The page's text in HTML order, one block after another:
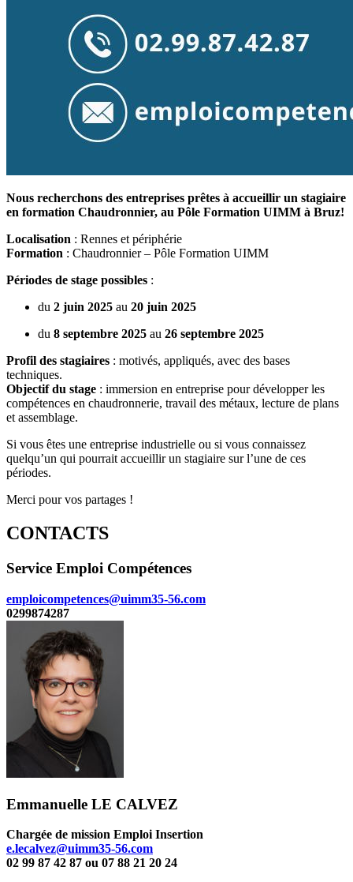
Nous recherchons des entreprises prêtes à accueillir un stagiaire
en formation Chaudronnier, au Pôle Formation UIMM à Bruz!
Localisation : Rennes et périphérie
Formation : Chaudronnier – Pôle Formation UIMM
Périodes de stage possibles :
du 2 juin 2025 au 20 juin 2025
du 8 septembre 2025 au 26 septembre 2025
Profil des stagiaires : motivés, appliqués, avec des bases
techniques.
Objectif du stage : immersion en entreprise pour développer les
compétences en chaudronnerie, travail des métaux, lecture de plans
et assemblage.
Si vous êtes une entreprise industrielle ou si vous connaissez
quelqu’un qui pourrait accueillir un stagiaire sur l’une de ces
périodes.
Merci pour vos partages !
CONTACTS
Service Emploi Compétences
emploicompetences@uimm35-56.com
0299874287
Emmanuelle LE CALVEZ
Chargée de mission Emploi Insertion
e.lecalvez@uimm35-56.com
02 99 87 42 87 ou 07 88 21 20 24